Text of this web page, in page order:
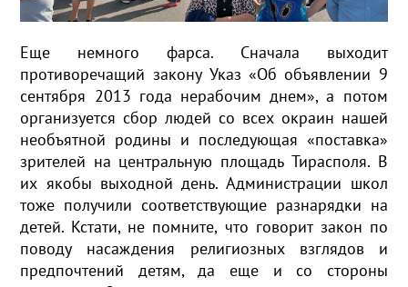
Еще немного фарса. Сначала выходит
противоречащий закону Указ «Об объявлении 9
сентября 2013 года нерабочим днем», а потом
организуется сбор людей со всех окраин нашей
необъятной родины и последующая «поставка»
зрителей на центральную площадь Тирасполя. В
их якобы выходной день. Администрации школ
тоже получили соответствующие разнарядки на
детей. Кстати, не помните, что говорит закон по
поводу насаждения религиозных взглядов и
предпочтений детям, да еще и со стороны